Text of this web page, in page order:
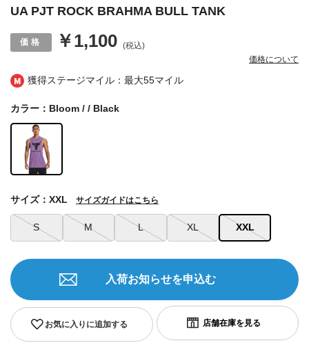
獲得ステージマイル：最大55マイル
UA PJT ROCK BRAHMA BULL TANK
￥1,100 (税込)
価格について
カラー：Bloom / / Black
S M L XL XXL
サイズ：XXL サイズガイドはこちら
お気に入りに追加する
入荷お知らせを申込む